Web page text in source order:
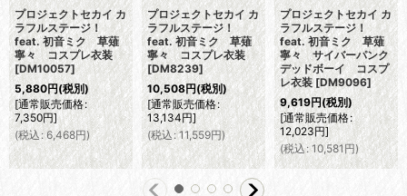
プロジェクトセカイ カ
ラフルステージ！
feat. 初音ミク 草薙
寧々 コスプレ衣装
[DM10057]
5,880円(税別)
[通常販売価格:
7,350円]
(税込 : 6,468円)
プロジェクトセカイ カ
ラフルステージ！
feat. 初音ミク 草薙
寧々 コスプレ衣装
[DM8239]
10,508円(税別)
[通常販売価格:
13,134円]
(税込 : 11,559円)
プロジェクトセカイ カ
ラフルステージ！
feat. 初音ミク 草薙
寧々 サイバーパンク
デッドボーイ コスプ
レ衣装 [DM9096]
9,619円(税別)
[通常販売価格:
12,023円]
(税込: 10,581円)